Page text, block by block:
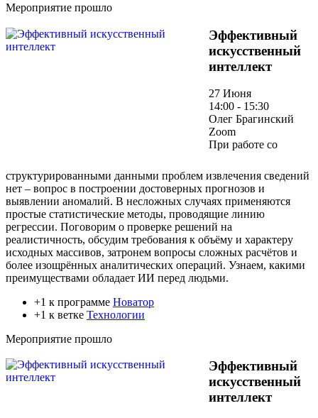
Мероприятие прошло
Эффективный
искусственный
интеллект
27 Июня
14:00 - 15:30
Олег Брагинский
Zoom
При работе со
структурированными данными проблем извлечения сведений
нет – вопрос в построении достоверных прогнозов и
выявлении аномалий. В несложных случаях применяются
простые статистические методы, проводящие линию
регрессии. Поговорим о проверке решений на
реалистичность, обсудим требования к объёму и характеру
исходных массивов, затронем вопросы сложных расчётов и
более изощрённых аналитических операций. Узнаем, какими
преимуществами обладает ИИ перед людьми.
+1 к программе Новатор
+1 к ветке Технологии
Мероприятие прошло
Эффективный
искусственный
интеллект